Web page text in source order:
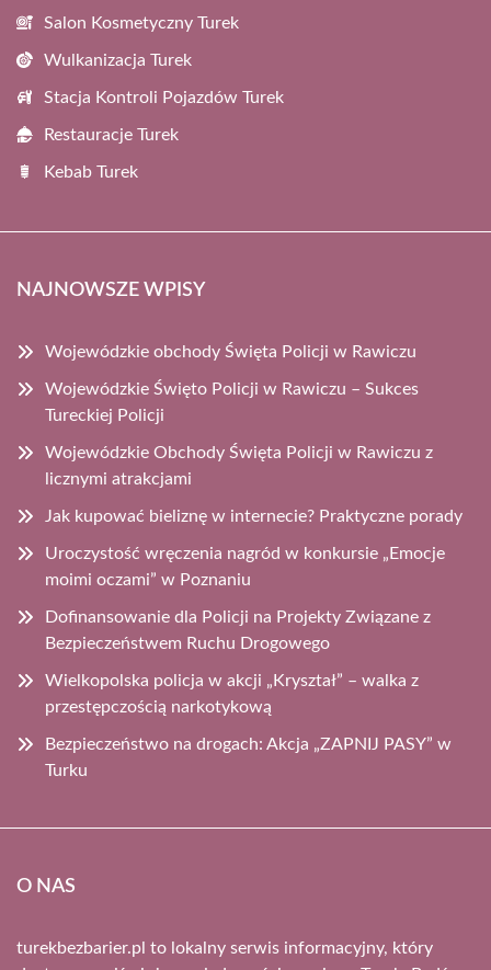
Salon Kosmetyczny Turek
Wulkanizacja Turek
Stacja Kontroli Pojazdów Turek
Restauracje Turek
Kebab Turek
NAJNOWSZE WPISY
Wojewódzkie obchody Święta Policji w Rawiczu
Wojewódzkie Święto Policji w Rawiczu – Sukces
Tureckiej Policji
Wojewódzkie Obchody Święta Policji w Rawiczu z
licznymi atrakcjami
Jak kupować bieliznę w internecie? Praktyczne porady
Uroczystość wręczenia nagród w konkursie „Emocje
moimi oczami” w Poznaniu
Dofinansowanie dla Policji na Projekty Związane z
Bezpieczeństwem Ruchu Drogowego
Wielkopolska policja w akcji „Kryształ” – walka z
przestępczością narkotykową
Bezpieczeństwo na drogach: Akcja „ZAPNIJ PASY” w
Turku
O NAS
turekbezbarier.pl to lokalny serwis informacyjny, który